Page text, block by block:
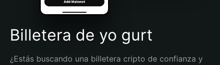
Español (Argentina)
Billetera de yo gurt
¿Estás buscando una billetera cripto de confianza y